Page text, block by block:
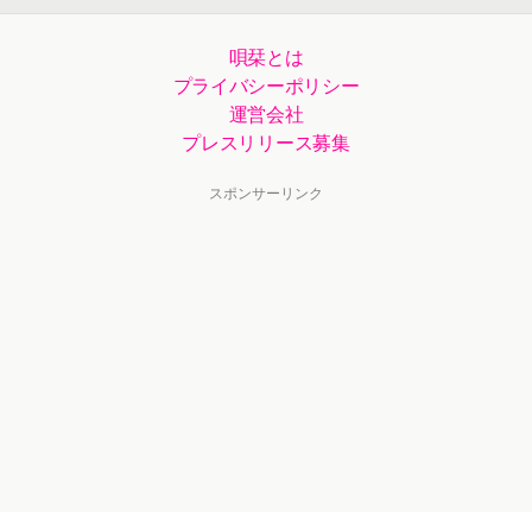
唄栞とは
プライバシーポリシー
運営会社
プレスリリース募集
スポンサーリンク